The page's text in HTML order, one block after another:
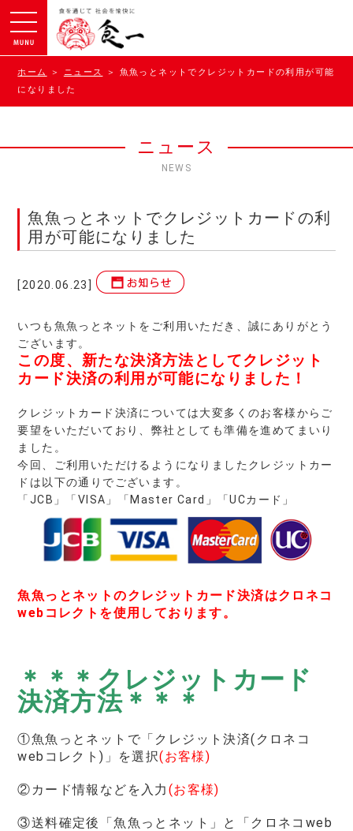
ホーム ＞ ニュース
＞ 魚魚っとネットでクレジットカードの利用が可能
になりました
ニュース
NEWS
魚魚っとネットでクレジットカードの利
用が可能になりました
[2020.06.23]
いつも魚魚っとネットをご利用いただき、誠にありがとう
ございます。
この度、新たな決済方法としてクレジット
カード決済の利用が可能になりました！
クレジットカード決済については大変多くのお客様からご
要望をいただいており、弊社としても準備を進めてまいり
ました。
今回、ご利用いただけるようになりましたクレジットカー
ドは以下の通りでございます。
「JCB」「VISA」「Master Card」「UCカード」
魚魚っとネットのクレジットカード決済はクロネコ
webコレクトを使用しております。
＊＊＊クレジットカード
決済方法＊＊＊
①魚魚っとネットで「クレジット決済(クロネコ
webコレクト)」を選択(お客様)
②カード情報などを入力 (お客様)
③送料確定後「魚魚っとネット」と「クロネコweb